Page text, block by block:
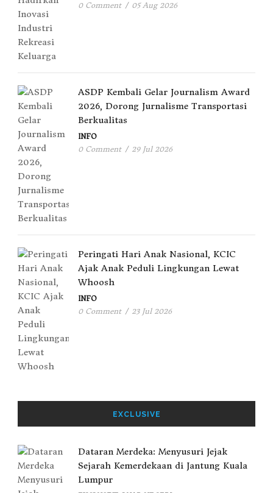
0 Comment / 05 Aug 2026
ASDP Kembali Gelar Journalism Award
2026, Dorong Jurnalisme Transportasi
Berkualitas
INFO
0 Comment / 29 Jul 2026
Peringati Hari Anak Nasional, KCIC
Ajak Anak Peduli Lingkungan Lewat
Whoosh
INFO
0 Comment / 23 Jul 2026
EXCLUSIVE
Dataran Merdeka: Menyusuri Jejak
Sejarah Kemerdekaan di Jantung Kuala
Lumpur